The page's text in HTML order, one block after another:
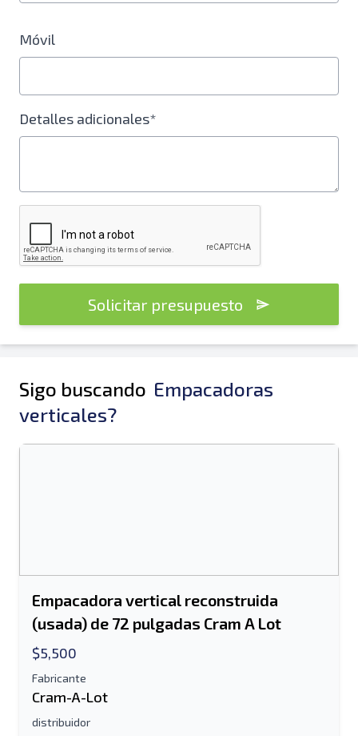
Móvil
Detalles adicionales*
Solicitar presupuesto
Sigo buscando Empacadoras
verticales?
Empacadora vertical reconstruida
(usada) de 72 pulgadas Cram A Lot
$5,500
Fabricante
Cram-A-Lot
distribuidor